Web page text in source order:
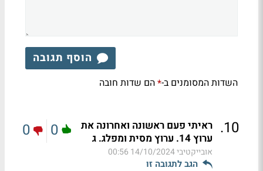
הוסף תגובה
השדות המסומנים ב-*הם שדות חובה
10
. ראיתי פעם ראשונה ואחרונה את
ערוץ 14. ערוץ מסית ומפלג. ג
אובייקטיבי14/10/2024 00:56
הגב לתגובה זו
0
0